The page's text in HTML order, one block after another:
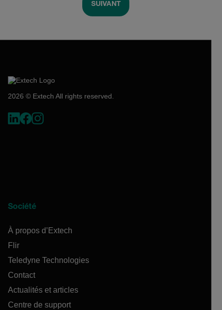
SUIVANT
2026 © Extech All rights reserved.
Société
À propos d’Extech
Flir
Teledyne Technologies
Contact
Actualités et articles
Centre de support